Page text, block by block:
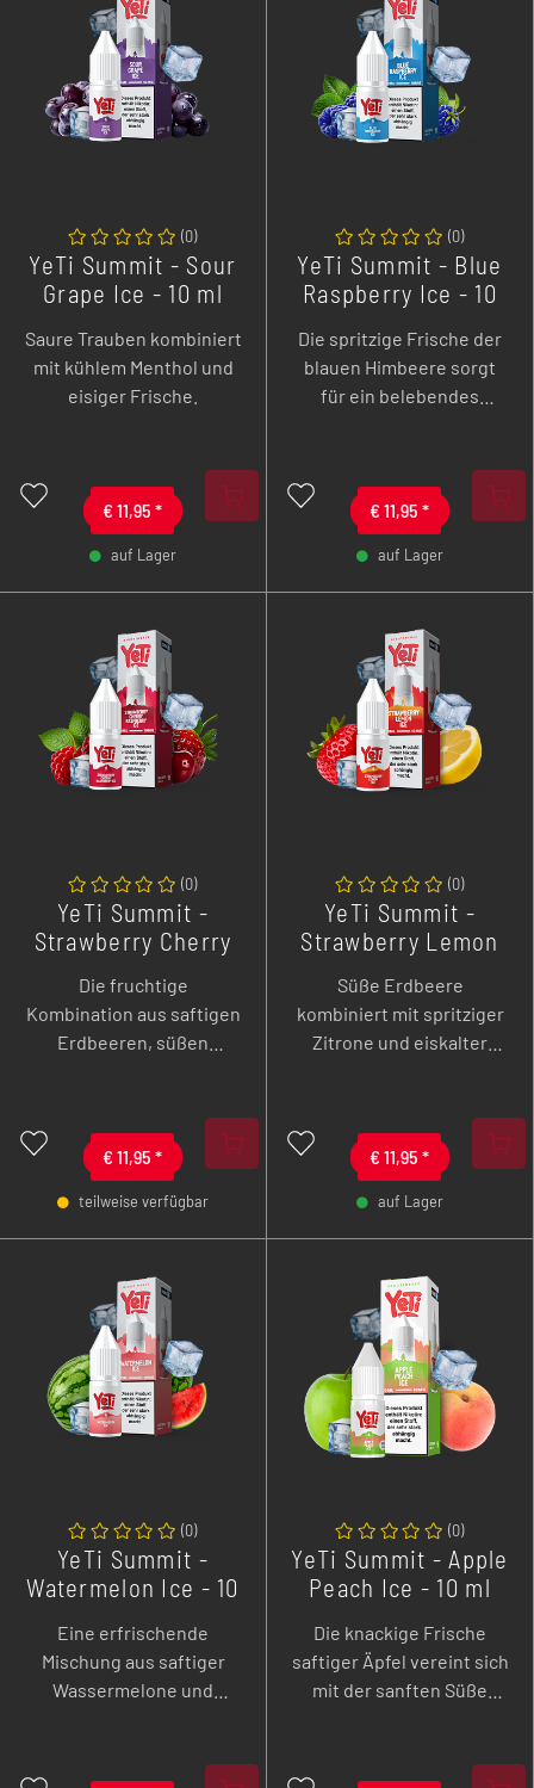
- +
€ 11,95 *
auf Lager
(0)
YeTi Summit - Sour
Grape Ice - 10 ml
Nikotinsalz Liquid
Saure Trauben kombiniert
mit kühlem Menthol und
eisiger Frische.
- +
€ 11,95 *
auf Lager
(0)
YeTi Summit - Blue
Raspberry Ice - 10
Nikotinsalz Liquid
Die spritzige Frische der
blauen Himbeere sorgt
für ein belebendes
- +
€ 11,95 *
teilweise verfügbar
(0)
YeTi Summit -
Strawberry Cherry
ml Overdozed
Nikotinsalz Liquid
Die fruchtige
Kombination aus saftigen
Erdbeeren, süßen
kühlendes Menthol
ergänzt und sorgt für ein
erfrischendes
Geschmackserlebnis.
- +
€ 11,95 *
auf Lager
(0)
YeTi Summit -
Strawberry Lemon
Overdozed
Nikotinsalz Liquid
Süße Erdbeere
kombiniert mit spritziger
Zitrone und eiskalter
(0)
YeTi Summit -
Watermelon Ice - 10
Nikotinsalz Liquid
Eine erfrischende
Mischung aus saftiger
Wassermelone und
(0)
YeTi Summit - Apple
Peach Ice - 10 ml
Nikotinsalz Liquid
Die knackige Frische
saftiger Äpfel vereint sich
mit der sanften Süße
einem harmonischen